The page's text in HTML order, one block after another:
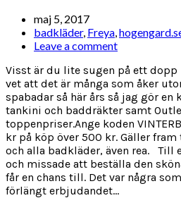
maj 5, 2017
badkläder, Freya,
Leave a comment
Visst är du lite sugen på ett dopp
vet att det är många som åker
spabadar så här års så jag gör en
tankini och baddräkter samt
toppenpriser.Ange koden
kr på köp över 500 kr. Gäller
och alla badkläder, även rea. Till
och missade att beställa den
får en chans till. Det var några
förlängt erbjudandet...